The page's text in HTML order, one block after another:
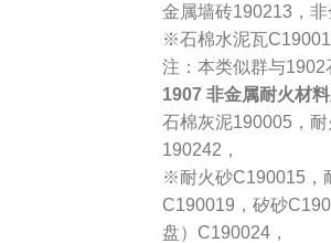
金属墙砖190213，
※石棉水泥瓦
注：本类似群与1902
1907 非金属耐火材料
石棉灰泥190005，
190242，
※耐火砂C190015，
C190019，矽砂
盘）C190024，